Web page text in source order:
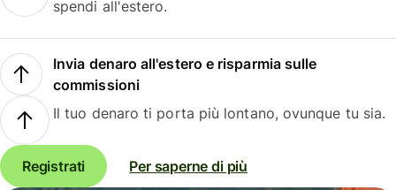
spendi all'estero.
Invia denaro all'estero e risparmia sulle
commissioni
Il tuo denaro ti porta più lontano, ovunque tu sia.
Registrati Per saperne di più